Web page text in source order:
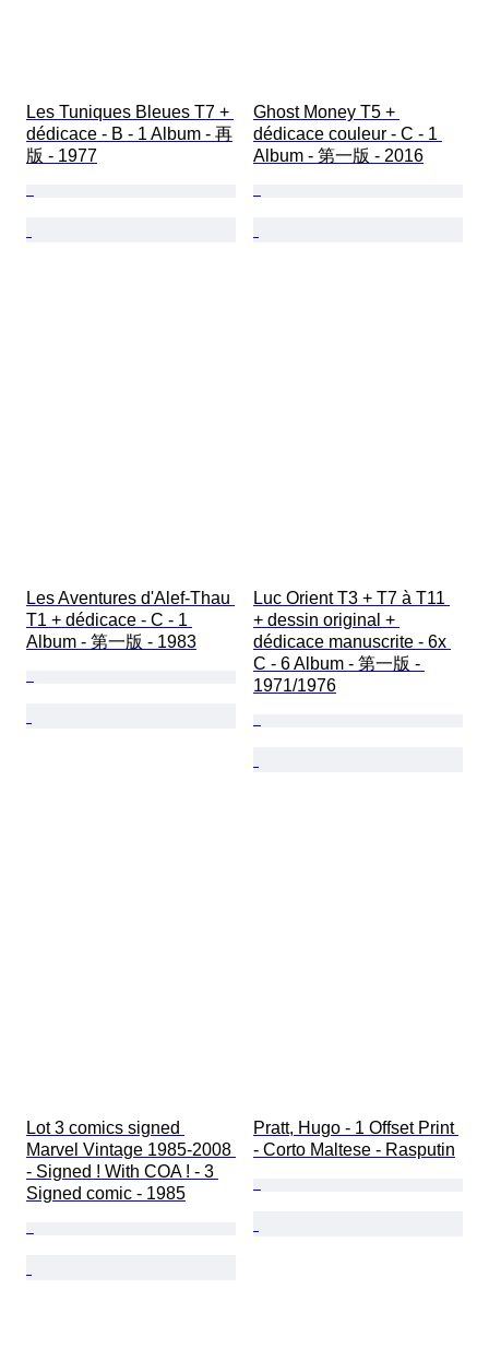
Les Tuniques Bleues T7 +
dédicace - B - 1 Album - 再
版 - 1977
Ghost Money T5 +
dédicace couleur - C - 1
Album - 第一版 - 2016
Les Aventures d'Alef-Thau
T1 + dédicace - C - 1
Album - 第一版 - 1983
Luc Orient T3 + T7 à T11
+ dessin original +
dédicace manuscrite - 6x
C - 6 Album - 第一版 -
1971/1976
Lot 3 comics signed
Marvel Vintage 1985-2008
- Signed ! With COA ! - 3
Signed comic - 1985
Pratt, Hugo - 1 Offset Print
- Corto Maltese - Rasputin